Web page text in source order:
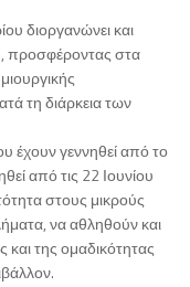
διοργανώνει και
προσφέροντας στα
τη διάρκεια των
έχουν γεννηθεί από το
από τις 22 Ιουνίου
στους μικρούς
να αθληθούν και
της ομαδικότητας